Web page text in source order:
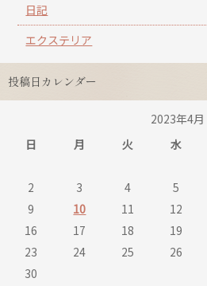
日記
エクステリア
投稿日カレンダー
2023年4月
日
月 火 水
2
3 4 5
9
10 11 12
16
17 18 19
23
24 25 26
30